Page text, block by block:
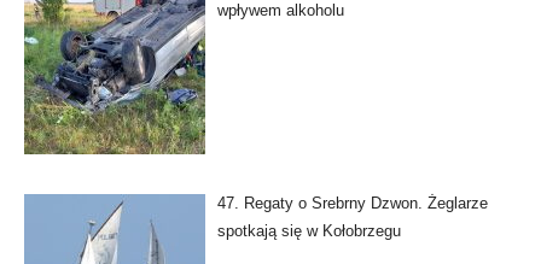
wpływem alkoholu
47. Regaty o Srebrny Dzwon. Żeglarze
spotkają się w Kołobrzegu